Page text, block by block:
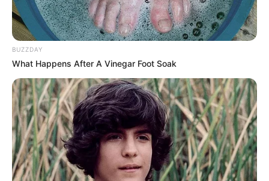
Anti Mainstream, 10 Cara
Membawa Barang Belanjaan
Versi Warga Thailand
Langka Banget! 10 Pose Lucu
Katak yang Bikin Ketawa
Gemes
BUZZDAY
What Happens After A Vinegar Foot Soak